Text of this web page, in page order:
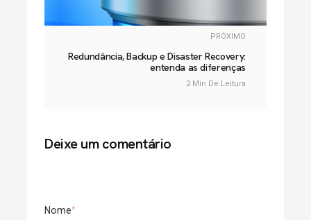
PRÓXIMO
Redundância, Backup e Disaster Recovery:
entenda as diferenças
2 Min De Leitura
Deixe um comentário
Nome*